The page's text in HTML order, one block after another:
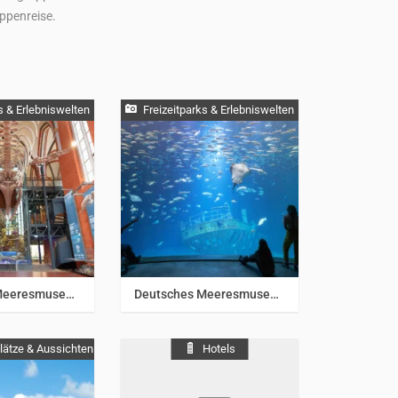
& Erlebniswelten
/Rügen Deutsches Meeresmuseum – Standort MEERESMUSEUM
Freizeitparks & Erlebniswelten
Ostsee/Rügen Deutsches Meeresmuseum – Standort OZEANEUM
& Aussichten Hotels